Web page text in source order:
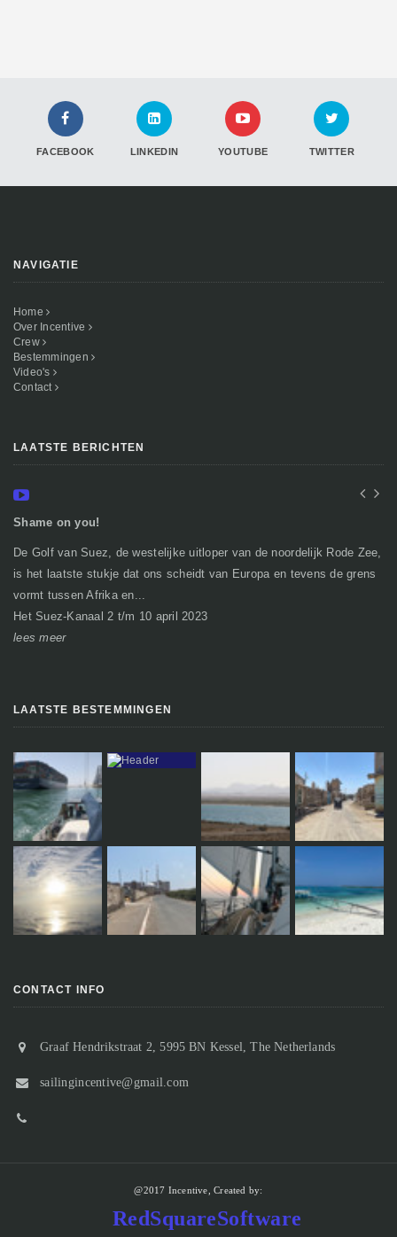
FACEBOOK LINKEDIN YOUTUBE TWITTER
NAVIGATIE
Home
Over Incentive
Crew
Bestemmingen
Video's
Contact
LAATSTE BERICHTEN
Shame on you!
De Golf van Suez, de westelijke uitloper van de noordelijk Rode Zee,
is het laatste stukje dat ons scheidt van Europa en tevens de grens
vormt tussen Afrika en...
Het Suez-Kanaal 2 t/m 10 april 2023
lees meer
LAATSTE BESTEMMINGEN
CONTACT INFO
Graaf Hendrikstraat 2, 5995 BN Kessel, The Netherlands
sailingincentive@gmail.com
@2017 Incentive, Created by:
RedSquareSoftware